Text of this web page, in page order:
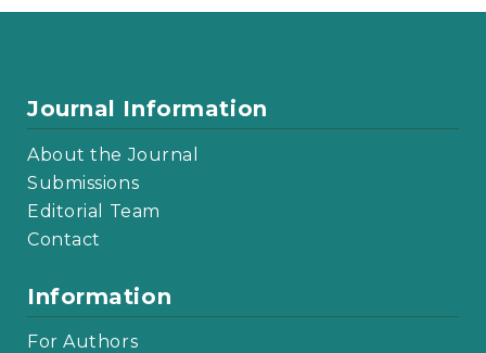
Journal Information
About the Journal
Submissions
Editorial Team
Contact
Information
For Authors